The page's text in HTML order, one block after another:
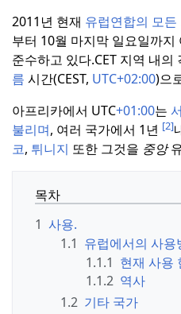
2011년 현재 유럽연합의 모든
부터 10월 마지막 일요일까지
준수하고 있다.CET 지역 내의
름 시간(CEST, UTC+02:00)으
아프리카에서 UTC+01:00는
불리며, 여러 국가에서 1년 [2]
코, 튀니지 또한 그것을 중앙
목차
1 사용.
1.1 유럽에서의 사용
1.1.1 현재 사용
1.1.2 역사
1.2 기타 국가